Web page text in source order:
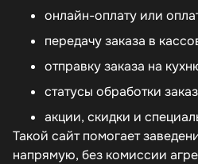
онлайн-оплату или
передачу заказа в
отправку заказа на
статусы обработки
акции, скидки и
Такой сайт помогает
напрямую, без комиссии